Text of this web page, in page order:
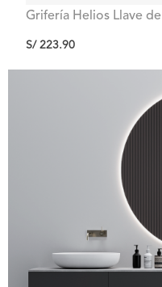
Grifería Helios Llave de
La Pared Titan
S/223.90